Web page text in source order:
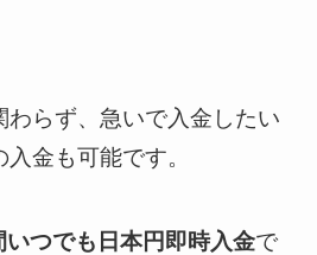
わらず、急いで入金したい
金も可能です。
つでも日本円即時入金で